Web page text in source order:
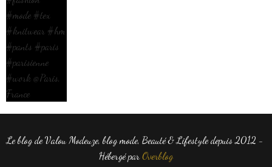
Le blog de Valou Modeuze, blog mode, Beauté & Lifestyle depuis 2012 -
Hébergé parOverblog